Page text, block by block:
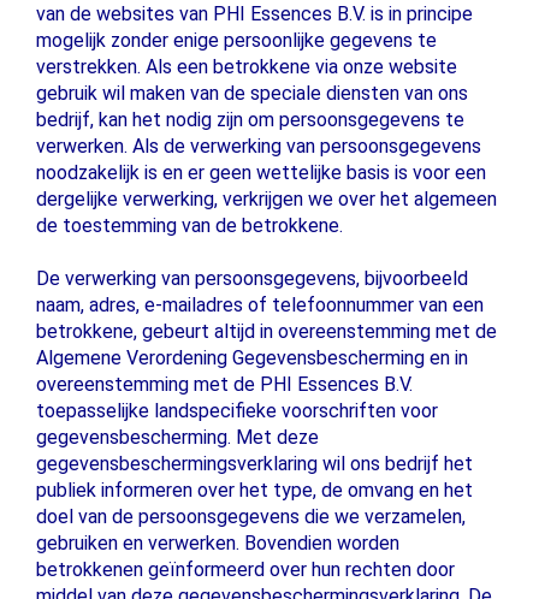
van de websites van PHI Essences B.V. is in principe
mogelijk zonder enige persoonlijke gegevens te
verstrekken. Als een betrokkene via onze website
gebruik wil maken van de speciale diensten van ons
bedrijf, kan het nodig zijn om persoonsgegevens te
verwerken. Als de verwerking van persoonsgegevens
noodzakelijk is en er geen wettelijke basis is voor een
dergelijke verwerking, verkrijgen we over het algemeen
de toestemming van de betrokkene.
De verwerking van persoonsgegevens, bijvoorbeeld
naam, adres, e-mailadres of telefoonnummer van een
betrokkene, gebeurt altijd in overeenstemming met de
Algemene Verordening Gegevensbescherming en in
overeenstemming met de PHI Essences B.V.
toepasselijke landspecifieke voorschriften voor
gegevensbescherming. Met deze
gegevensbeschermingsverklaring wil ons bedrijf het
publiek informeren over het type, de omvang en het
doel van de persoonsgegevens die we verzamelen,
gebruiken en verwerken. Bovendien worden
betrokkenen geïnformeerd over hun rechten door